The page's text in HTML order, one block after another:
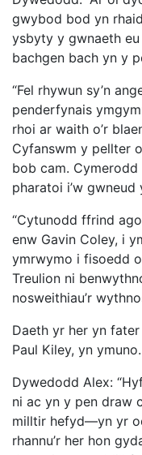
gwybod bod yn
ysbyty y gwnaeth
bachgen bach yn y
“Fel rhywun sy’n
penderfynais
rhoi ar waith o’r
Cyfanswm y pellter
bob cam.
pharatoi i’w gwneud
“Cytunodd ffrind
enw Gavin Coley, i
ymrwymo i fisoedd
Treulion ni
nosweithiau’r
Daeth yr her yn
Paul Kiley, yn ymuno.
Dywedodd Alex:
ni ac yn y pen draw
milltir hefyd—yn yr
rhannu’r her hon